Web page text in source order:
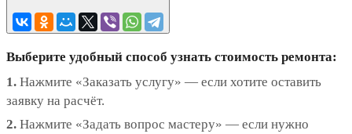
Выберите удобный способ узнать стоимость ремонта:
1. Нажмите «Заказать услугу» — если хотите оставить
заявку на расчёт.
2. Нажмите «Задать вопрос мастеру» — если нужно